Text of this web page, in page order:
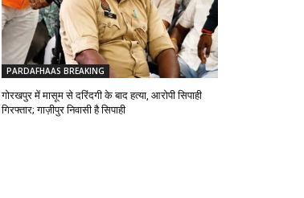
PARDAFHAAS BREAKING
गोरखपुर में मासूम से दरिंदगी के बाद हत्या, आरोपी सिपाही
गिरफ्तार; गाज़ीपुर निवासी है सिपाही